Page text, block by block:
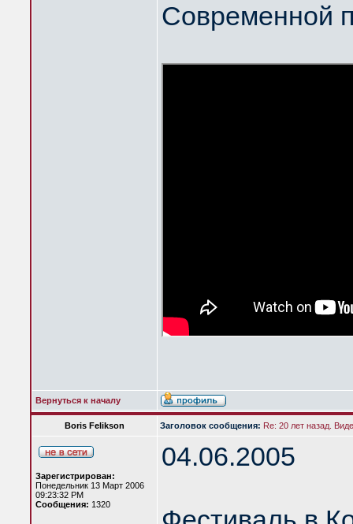
Современной
Вернуться к началу
Boris Felikson Заголовок сообщения: Re: 20 лет назад.
Зарегистрирован:
Понедельник 13 Март 2006
09:23:32 PM
Сообщения: 1320
04.06.2005